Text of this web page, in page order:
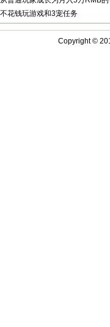
誉大商人（图）
不花钱玩游戏和3宠任务
Copyright ©